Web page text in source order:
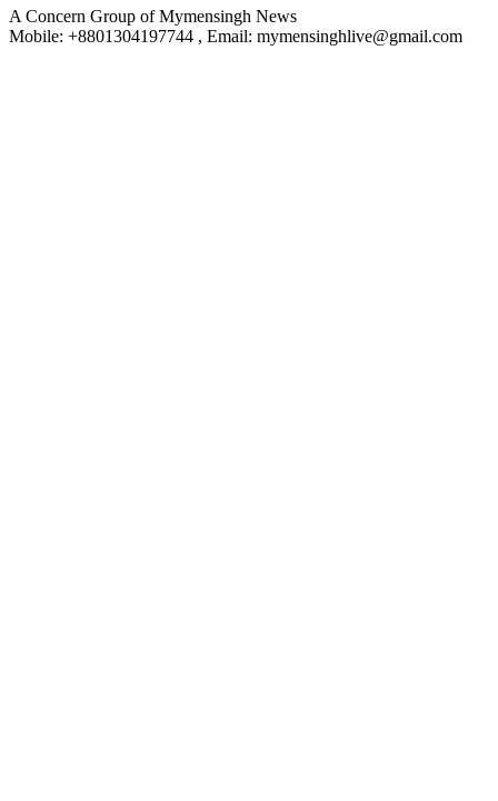
A Concern Group of Mymensingh News
Mobile: +8801304197744 , Email: mymensinghlive@gmail.com